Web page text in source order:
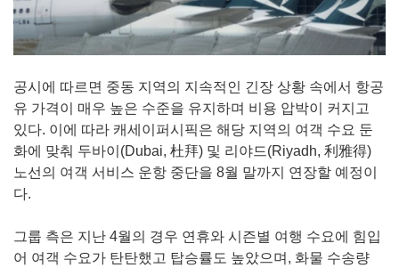
공시에 따르면 중동 지역의 지속적인 긴장 상황 속에서 항공
유 가격이 매우 높은 수준을 유지하며 비용 압박이 커지고
있다. 이에 따라 캐세이퍼시픽은 해당 지역의 여객 수요 둔
화에 맞춰 두바이(Dubai, 杜拜) 및 리야드(Riyadh, 利雅得)
노선의 여객 서비스 운항 중단을 8월 말까지 연장할 예정이
다.
그룹 측은 지난 4월의 경우 연휴와 시즌별 여행 수요에 힘입
어 여객 수요가 탄탄했고 탑승률도 높았으며, 화물 수송량